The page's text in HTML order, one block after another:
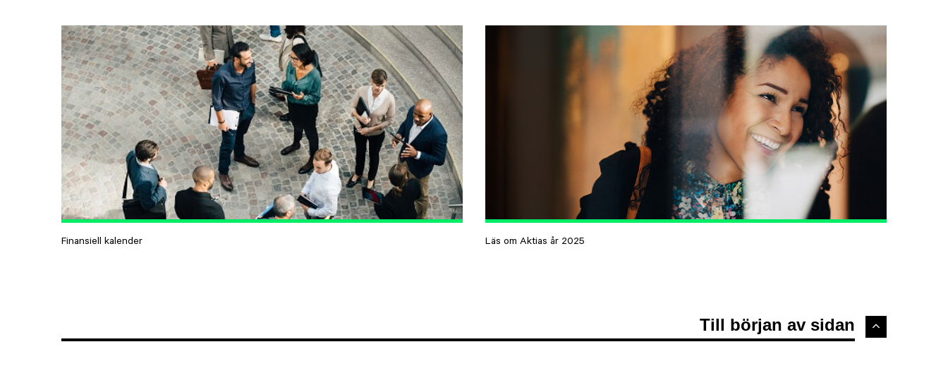
Finansiell kalender Läs om Aktias år 2025
Till början av sidan